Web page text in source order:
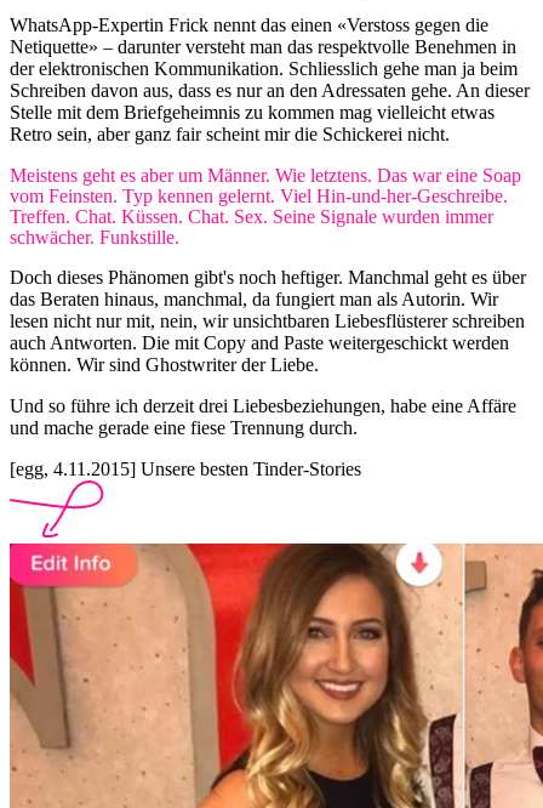
WhatsApp-Expertin Frick nennt das einen «Verstoss gegen die
Netiquette» – darunter versteht man das respektvolle Benehmen in
der elektronischen Kommunikation. Schliesslich gehe man ja beim
Schreiben davon aus, dass es nur an den Adressaten gehe. An dieser
Stelle mit dem Briefgeheimnis zu kommen mag vielleicht etwas
Retro sein, aber ganz fair scheint mir die Schickerei nicht.
Meistens geht es aber um Männer. Wie letztens. Das war eine Soap
vom Feinsten. Typ kennen gelernt. Viel Hin-und-her-Geschreibe.
Treffen. Chat. Küssen. Chat. Sex. Seine Signale wurden immer
schwächer. Funkstille.
Doch dieses Phänomen gibt's noch heftiger. Manchmal geht es über
das Beraten hinaus, manchmal, da fungiert man als Autorin. Wir
lesen nicht nur mit, nein, wir unsichtbaren Liebesflüsterer schreiben
auch Antworten. Die mit Copy and Paste weitergeschickt werden
können. Wir sind Ghostwriter der Liebe.
Und so führe ich derzeit drei Liebesbeziehungen, habe eine Affäre
und mache gerade eine fiese Trennung durch.
[egg, 4.11.2015] Unsere besten Tinder-Stories